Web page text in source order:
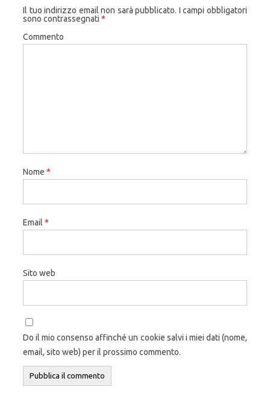
Il tuo indirizzo email non sarà pubblicato. I campi obbligatori
sono contrassegnati *
Commento
Nome *
Email *
Sito web
Do il mio consenso affinché un cookie salvi i miei dati (nome,
email, sito web) per il prossimo commento.